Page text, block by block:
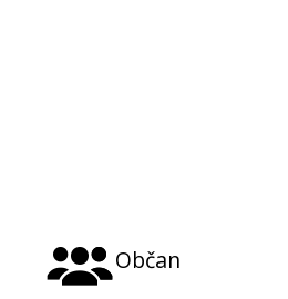
Občan